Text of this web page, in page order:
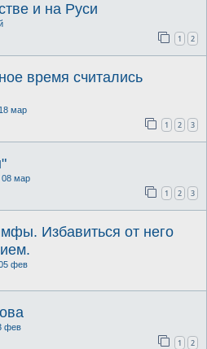
и на Руси
1 2
время считались
18 мар
1 2 3
08 мар
1 2 3
Избавиться от него
фев
фев
1 2